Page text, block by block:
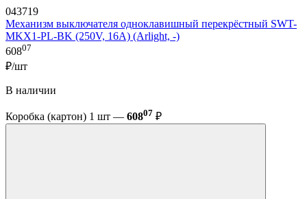
043719
Механизм выключателя одноклавишный перекрёстный SWT-
MKX1-PL-BK (250V, 16A) (Arlight, -)
60807
₽/шт
В наличии
Коробка (картон) 1 шт — 60807 ₽